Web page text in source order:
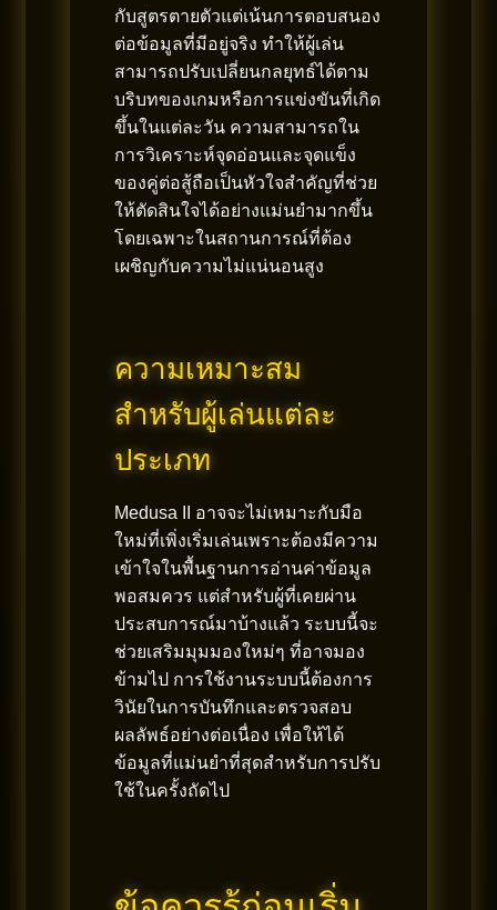
กับสูตรตายตัวแต่เน้นการตอบสนอง
ต่อข้อมูลที่มีอยู่จริง ทำให้ผู้เล่น
สามารถปรับเปลี่ยนกลยุทธ์ได้ตาม
บริบทของเกมหรือการแข่งขันที่เกิด
ขึ้นในแต่ละวัน ความสามารถใน
การวิเคราะห์จุดอ่อนและจุดแข็ง
ของคู่ต่อสู้ถือเป็นหัวใจสำคัญที่ช่วย
ให้ตัดสินใจได้อย่างแม่นยำมากขึ้น
โดยเฉพาะในสถานการณ์ที่ต้อง
เผชิญกับความไม่แน่นอนสูง
ความเหมาะสม
สำหรับผู้เล่นแต่ละ
ประเภท
Medusa II อาจจะไม่เหมาะกับมือ
ใหม่ที่เพิ่งเริ่มเล่นเพราะต้องมีความ
เข้าใจในพื้นฐานการอ่านค่าข้อมูล
พอสมควร แต่สำหรับผู้ที่เคยผ่าน
ประสบการณ์มาบ้างแล้ว ระบบนี้จะ
ช่วยเสริมมุมมองใหม่ๆ ที่อาจมอง
ข้ามไป การใช้งานระบบนี้ต้องการ
วินัยในการบันทึกและตรวจสอบ
ผลลัพธ์อย่างต่อเนื่อง เพื่อให้ได้
ข้อมูลที่แม่นยำที่สุดสำหรับการปรับ
ใช้ในครั้งถัดไป